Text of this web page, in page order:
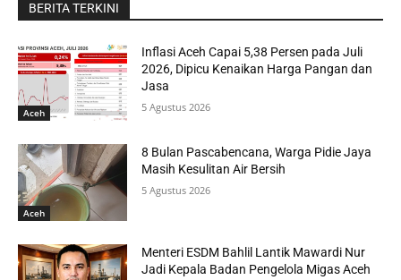
BERITA TERKINI
Aceh
Inflasi Aceh Capai 5,38 Persen pada Juli
2026, Dipicu Kenaikan Harga Pangan dan
Jasa
5 Agustus 2026
Aceh
8 Bulan Pascabencana, Warga Pidie Jaya
Masih Kesulitan Air Bersih
5 Agustus 2026
Menteri ESDM Bahlil Lantik Mawardi Nur
Jadi Kepala Badan Pengelola Migas Aceh